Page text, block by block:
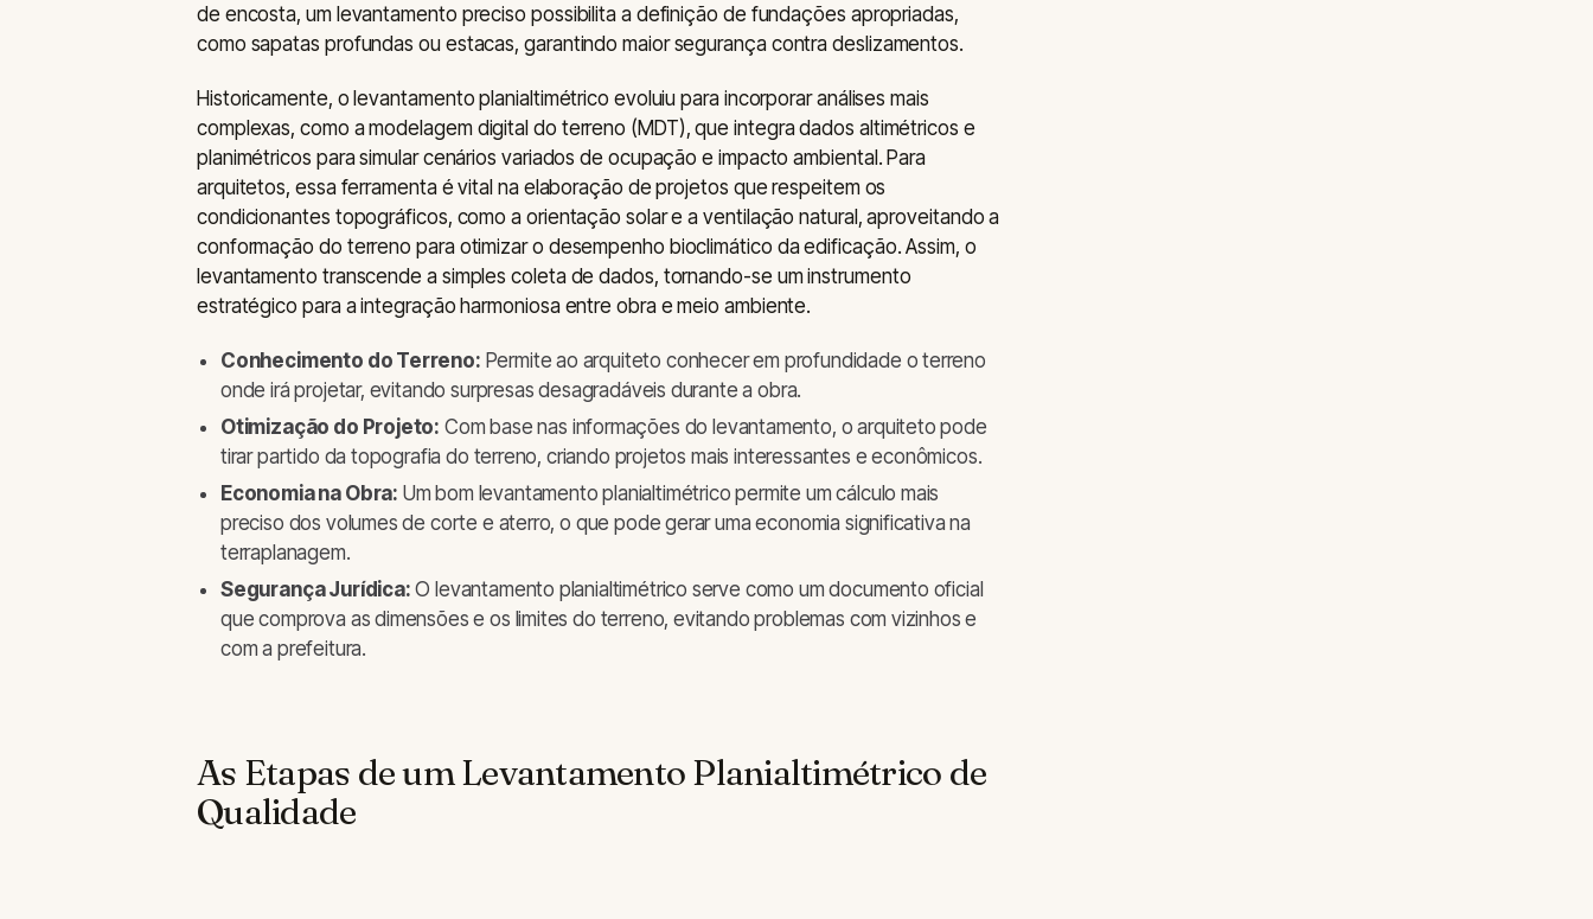
de encosta, um levantamento preciso possibilita a definição de fundações apropriadas,
como sapatas profundas ou estacas, garantindo maior segurança contra deslizamentos.
Historicamente, o levantamento planialtimétrico evoluiu para incorporar análises mais
complexas, como a modelagem digital do terreno (MDT), que integra dados altimétricos e
planimétricos para simular cenários variados de ocupação e impacto ambiental. Para
arquitetos, essa ferramenta é vital na elaboração de projetos que respeitem os
condicionantes topográficos, como a orientação solar e a ventilação natural, aproveitando a
conformação do terreno para otimizar o desempenho bioclimático da edificação. Assim, o
levantamento transcende a simples coleta de dados, tornando-se um instrumento
estratégico para a integração harmoniosa entre obra e meio ambiente.
Conhecimento do Terreno: Permite ao arquiteto conhecer em profundidade o terreno
onde irá projetar, evitando surpresas desagradáveis durante a obra.
Otimização do Projeto: Com base nas informações do levantamento, o arquiteto pode
tirar partido da topografia do terreno, criando projetos mais interessantes e econômicos.
Economia na Obra: Um bom levantamento planialtimétrico permite um cálculo mais
preciso dos volumes de corte e aterro, o que pode gerar uma economia significativa na
terraplanagem.
Segurança Jurídica: O levantamento planialtimétrico serve como um documento oficial
que comprova as dimensões e os limites do terreno, evitando problemas com vizinhos e
com a prefeitura.
As Etapas de um Levantamento Planialtimétrico de
Qualidade